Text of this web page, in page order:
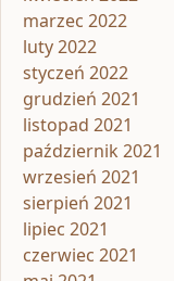
marzec 2022
luty 2022
styczeń 2022
grudzień 2021
listopad 2021
październik 2021
wrzesień 2021
sierpień 2021
lipiec 2021
czerwiec 2021